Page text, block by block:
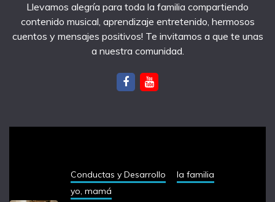
Llevamos alegría para toda la familia compartiendo
contenido musical, aprendizaje entretenido, hermosos
cuentos y mensajes positivos! Te invitamos a que te unas
a nuestra comunidad.
Conductas y Desarrollo
la familia
yo, mamá